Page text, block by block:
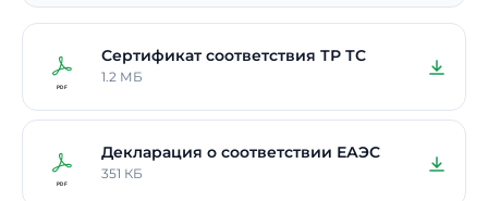
Сертификат соответствия ТР ТС
1.2 МБ
Декларация о соответствии ЕАЭС
351 КБ